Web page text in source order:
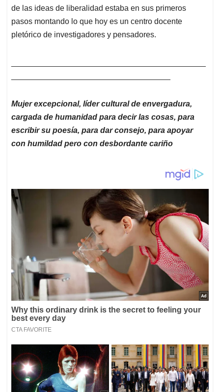
de las ideas de liberalidad estaba en sus primeros
pasos montando lo que hoy es un centro docente
pletórico de investigadores y pensadores.
Mujer excepcional, líder cultural de envergadura,
cargada de humanidad para decir las cosas, para
escribir su poesía, para dar consejo, para apoyar
con humildad pero con desbordante cariño